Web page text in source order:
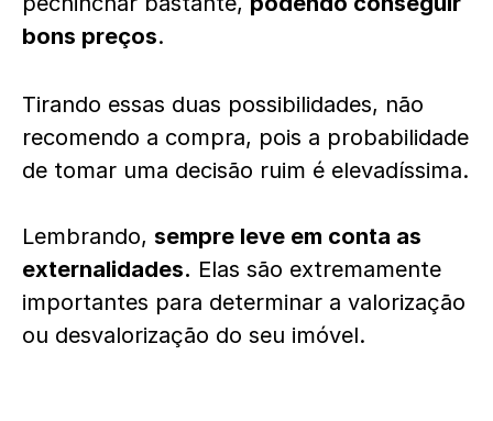
bons preços.
Tirando essas duas possibilidades, não
recomendo a compra, pois a probabilidade
de tomar uma decisão ruim é elevadíssima.
Lembrando, sempre leve em conta as
externalidades. Elas são extremamente
importantes para determinar a valorização
ou desvalorização do seu imóvel.